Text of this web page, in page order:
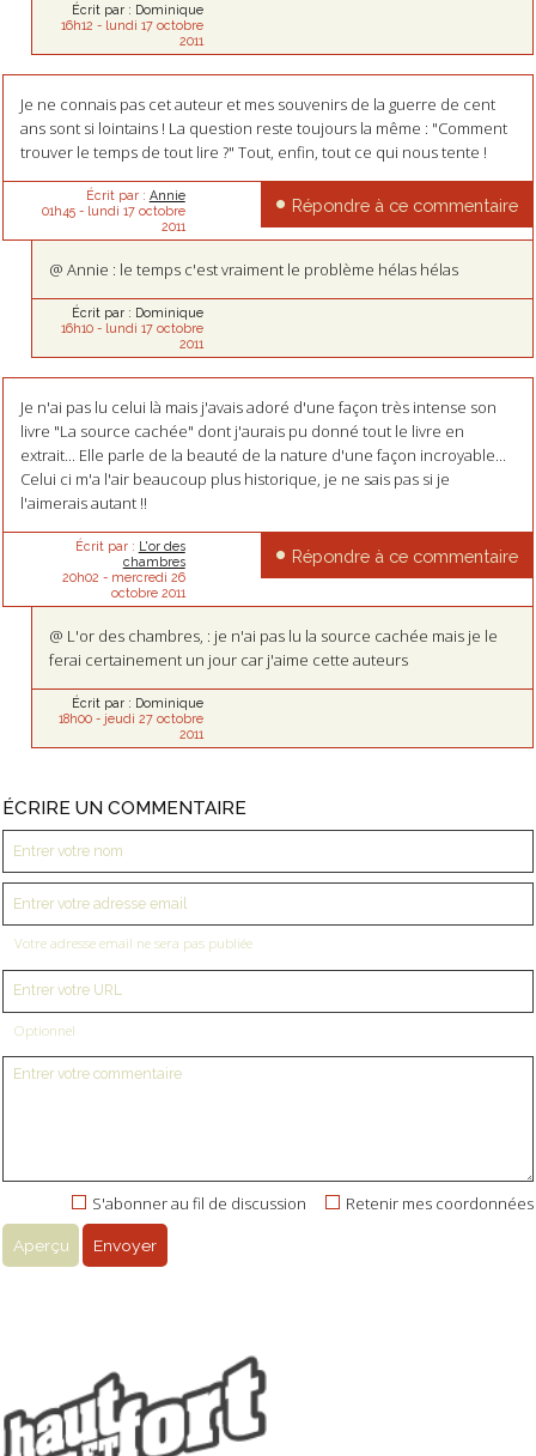
Écrit par : Dominique
16h12 - lundi 17 octobre
2011
Je ne connais pas cet auteur et mes souvenirs de la guerre de cent
ans sont si lointains ! La question reste toujours la même : "Comment
trouver le temps de tout lire ?" Tout, enfin, tout ce qui nous tente !
Écrit par : Annie
01h45- lundi 17 octobre
2011
Répondre à ce commentaire
@ Annie : le temps c'est vraiment le problème hélas hélas
Écrit par : Dominique
16h10- lundi 17 octobre
2011
Je n'ai pas lu celui là mais j'avais adoré d'une façon très intense son
livre "La source cachée" dont j'aurais pu donné tout le livre en
extrait... Elle parle de la beauté de la nature d'une façon incroyable...
Celui ci m'a l'air beaucoup plus historique, je ne sais pas si je
l'aimerais autant !!
Écrit par : L'or des
chambres
20h02 - mercredi 26
octobre 2011
Répondre à ce commentaire
@ L'or des chambres, : je n'ai pas lu la source cachée mais je le
ferai certainement un jour car j'aime cette auteurs
Écrit par : Dominique
18h00- jeudi 27 octobre
2011
ÉCRIRE UN COMMENTAIRE
Votre adresse email ne sera pas publiée
Optionnel
Retenir mes coordonnées
S'abonner au fil de discussion